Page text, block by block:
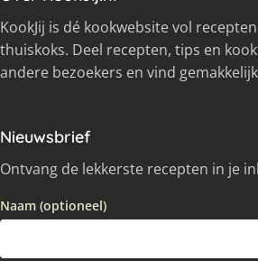
KookJij is dé kookwebsite vol
thuiskoks. Deel recepten, tips en
andere bezoekers en vind
Nieuwsbrief
Ontvang de lekkerste recepten in je
Naam (optioneel)